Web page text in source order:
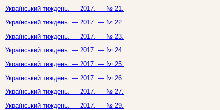
Український тиждень. — 2017. — № 21.
Український тиждень. — 2017. — № 22.
Український тиждень. — 2017. — № 23.
Український тиждень. — 2017. — № 24.
Український тиждень. — 2017. — № 25.
Український тиждень. — 2017. — № 26.
Український тиждень. — 2017. — № 27.
Український тиждень. — 2017. — № 29.